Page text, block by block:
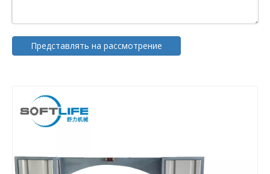
Представлять на рассмотрение